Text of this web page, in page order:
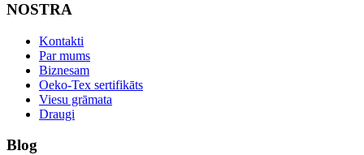
NOSTRA
Kontakti
Par mums
Biznesam
Oeko-Tex sertifikāts
Viesu grāmata
Draugi
Blog